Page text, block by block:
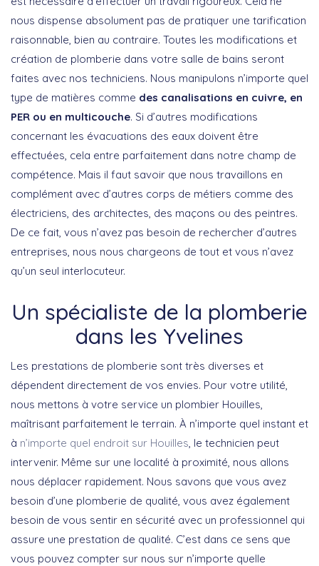
nous dispense absolument pas de pratiquer une tarification
raisonnable, bien au contraire. Toutes les modifications et
création de plomberie dans votre salle de bains seront
faites avec nos techniciens. Nous manipulons n’importe quel
type de matières comme des canalisations en cuivre, en
PER ou en multicouche. Si d’autres modifications
concernant les évacuations des eaux doivent être
effectuées, cela entre parfaitement dans notre champ de
compétence. Mais il faut savoir que nous travaillons en
complément avec d’autres corps de métiers comme des
électriciens, des architectes, des maçons ou des peintres.
De ce fait, vous n’avez pas besoin de rechercher d’autres
entreprises, nous nous chargeons de tout et vous n’avez
qu’un seul interlocuteur.
Un spécialiste de la plomberie
dans les Yvelines
Les prestations de plomberie sont très diverses et
dépendent directement de vos envies. Pour votre utilité,
nous mettons à votre service un plombier Houilles,
maîtrisant parfaitement le terrain. À n’importe quel instant et
à n’importe quel endroit sur Houilles , le technicien peut
intervenir. Même sur une localité à proximité, nous allons
nous déplacer rapidement. Nous savons que vous avez
besoin d’une plomberie de qualité, vous avez également
besoin de vous sentir en sécurité avec un professionnel qui
assure une prestation de qualité. C’est dans ce sens que
vous pouvez compter sur nous sur n’importe quelle